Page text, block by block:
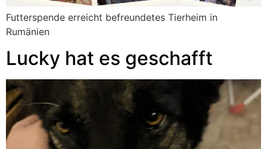
Futterspende erreicht befreundetes Tierheim in
Rumänien
Lucky hat es geschafft